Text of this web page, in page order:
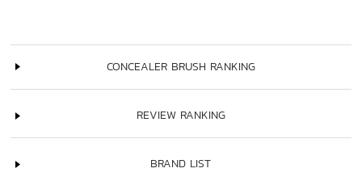
CONCEALER BRUSH RANKING
REVIEW RANKING
BRAND LIST